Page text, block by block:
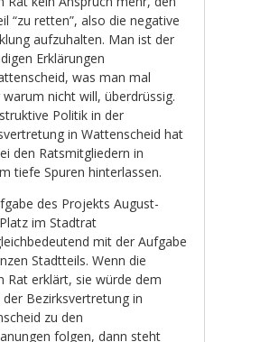
“zu retten”, also die negative
aufzuhalten. Man ist der
Erklärungen
was man mal
nicht will, überdrüssig.
Politik in der
in Wattenscheid hat
den Ratsmitgliedern in
tiefe Spuren hinterlassen.
des Projekts August-
im Stadtrat
mit der Aufgabe
Stadtteils. Wenn die
Rat erklärt, sie würde dem
Bezirksvertretung in
zu den
folgen, dann steht